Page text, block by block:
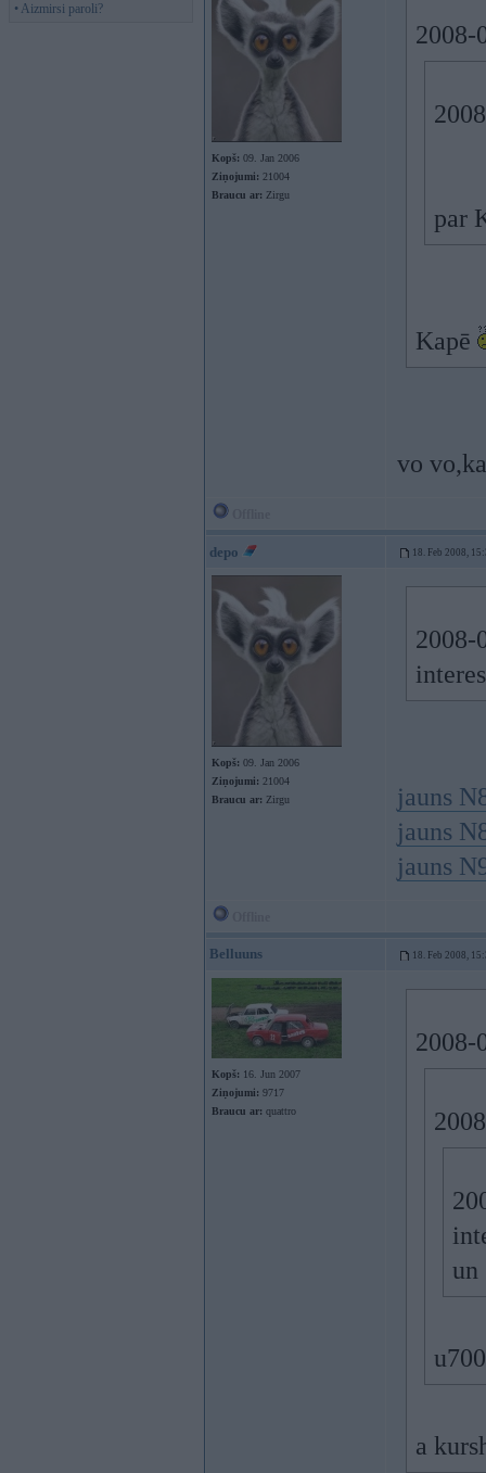
• Aizmirsi paroli?
Kopš: 09. Jan 2006
Ziņojumi: 21004
Braucu ar: Zirgu
2008-
par
Kapē
vo
depo 18. Feb 2008,
Kopš: 09. Jan 2006
Ziņojumi: 21004
Braucu ar: Zirgu
2008-
jauns
jauns
jauns
Belluuns 18. Feb 2008,
Kopš: 16. Jun 2007
Ziņojumi: 9717
Braucu ar: quattro
2008-
un
a